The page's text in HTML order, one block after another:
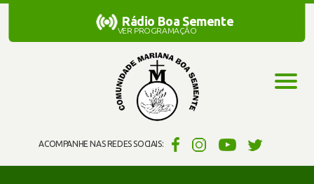
ACOMPANHE NAS REDES SOCIAIS:
Rádio Boa Semente
Rádio Boa Semente
VER PROGRAMAÇÃO